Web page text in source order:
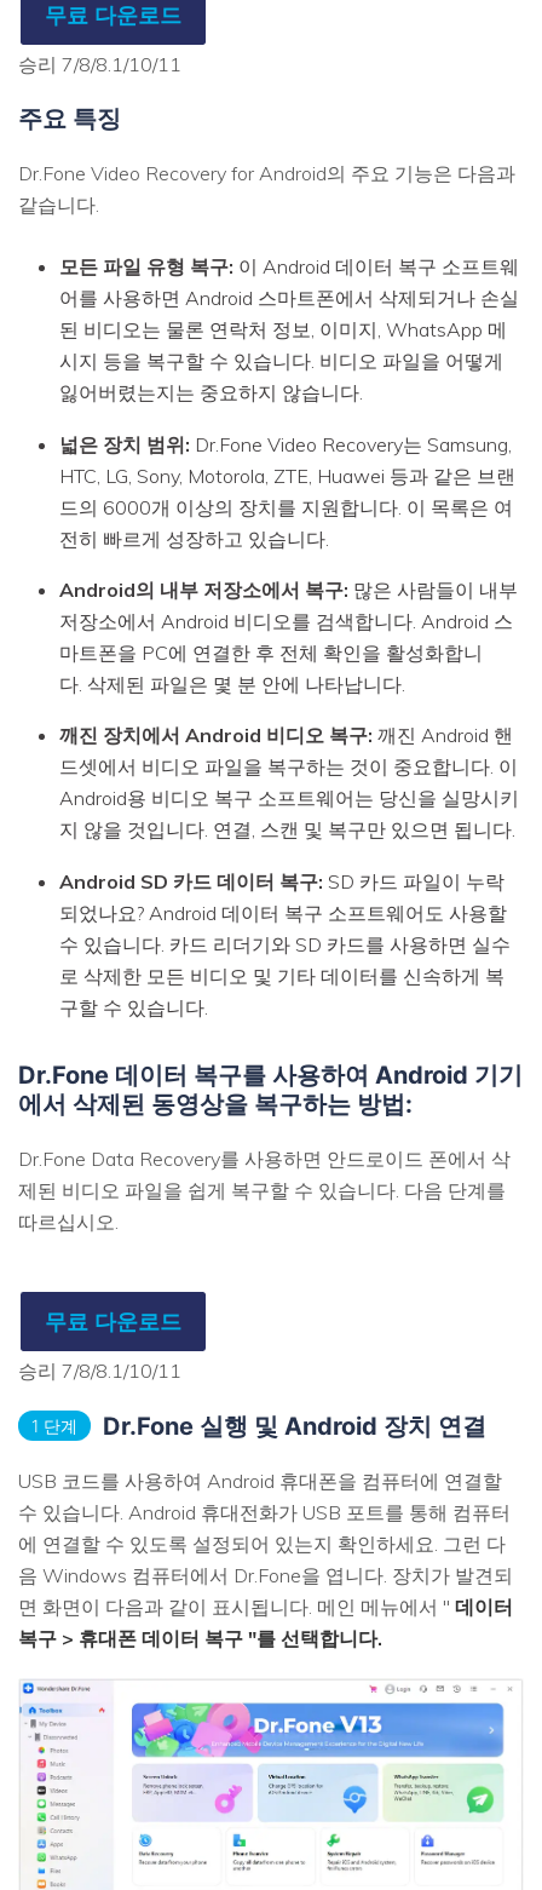
무료 다운로드
승리 7/8/8.1/10/11
주요 특징
Dr.Fone Video Recovery for Android의 주요 기능은 다음과
같습니다.
모든 파일 유형 복구: 이 Android 데이터 복구 소프트웨
어를 사용하면 Android 스마트폰에서 삭제되거나 손실
된 비디오는 물론 연락처 정보, 이미지, WhatsApp 메
시지 등을 복구할 수 있습니다. 비디오 파일을 어떻게
잃어버렸는지는 중요하지 않습니다.
넓은 장치 범위: Dr.Fone Video Recovery는 Samsung,
HTC, LG, Sony, Motorola, ZTE, Huawei 등과 같은 브랜
드의 6000개 이상의 장치를 지원합니다. 이 목록은 여
전히 빠르게 성장하고 있습니다.
Android의 내부 저장소에서 복구: 많은 사람들이 내부
저장소에서 Android 비디오를 검색합니다. Android 스
마트폰을 PC에 연결한 후 전체 확인을 활성화합니
다. 삭제된 파일은 몇 분 안에 나타납니다.
깨진 장치에서 Android 비디오 복구: 깨진 Android 핸
드셋에서 비디오 파일을 복구하는 것이 중요합니다. 이
Android용 비디오 복구 소프트웨어는 당신을 실망시키
지 않을 것입니다. 연결, 스캔 및 복구만 있으면 됩니다.
Android SD 카드 데이터 복구: SD 카드 파일이 누락
되었나요? Android 데이터 복구 소프트웨어도 사용할
수 있습니다. 카드 리더기와 SD 카드를 사용하면 실수
로 삭제한 모든 비디오 및 기타 데이터를 신속하게 복
구할 수 있습니다.
Dr.Fone 데이터 복구를 사용하여 Android 기기
에서 삭제된 동영상을 복구하는 방법:
Dr.Fone Data Recovery를 사용하면 안드로이드 폰에서 삭
제된 비디오 파일을 쉽게 복구할 수 있습니다. 다음 단계를
따르십시오.
무료 다운로드
승리 7/8/8.1/10/11
1 단계 Dr.Fone 실행 및 Android 장치 연결
USB 코드를 사용하여 Android 휴대폰을 컴퓨터에 연결할
수 있습니다. Android 휴대전화가 USB 포트를 통해 컴퓨터
에 연결할 수 있도록 설정되어 있는지 확인하세요. 그런 다
음 Windows 컴퓨터에서 Dr.Fone을 엽니다. 장치가 발견되
면 화면이 다음과 같이 표시됩니다. 메인 메뉴에서 " 데이터
복구 > 휴대폰 데이터 복구 "를 선택합니다.